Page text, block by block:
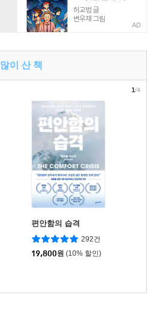
AD
많이 산 책
편안함의 습격
292건
19,800원 (10% 할인)
1/4